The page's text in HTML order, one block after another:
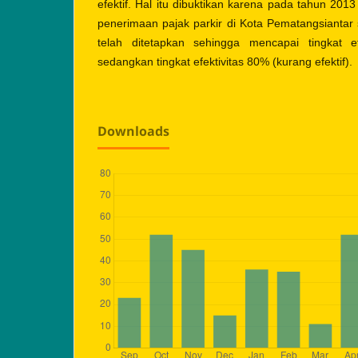
efektif. Hal itu dibuktikan karena pada tahun
penerimaan pajak parkir di Kota
telah ditetapkan sehingga mencapai tingkat
sedangkan tingkat efektivitas 80% (kurang efektif).
Downloads